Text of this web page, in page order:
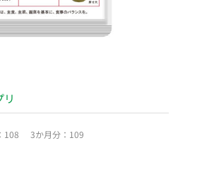
リ
108 3か月分：109